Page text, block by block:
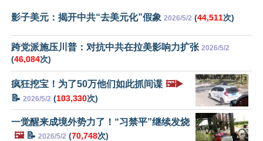
影子美元：揭开中共“去美元化”假象 2026/5/2 (44,511次)
跨党派施压川普：对抗中共在拉美影响力扩张 2026/5/2
(46,084次)
疯狂挖宝！为了50万他们如此抓间谍 🖼️▶️
📝 2026/5/2 (103,330次)
一觉醒来成境外势力了！“习禁平”继续发烧
🖼️📝 2026/5/2 (70,748次)